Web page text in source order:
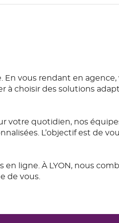
En vous rendant en
à choisir des solutions
votre quotidien, nos
L’objectif est de
ligne. À LYON, nous
de vous.